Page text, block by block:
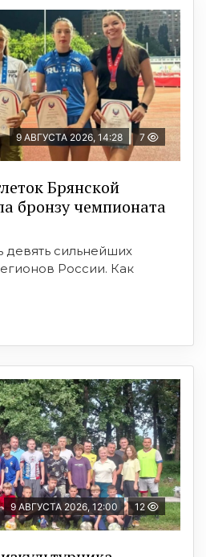
9 АВГУСТА 2026, 14:28 7
Брянской
бронзу чемпионата
девять сильнейших
России. Как
9 АВГУСТА 2026, 12:00 12